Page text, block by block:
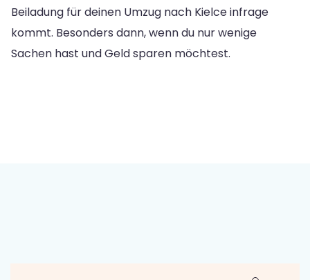
Beiladung für deinen Umzug nach Kielce infrage
kommt. Besonders dann, wenn du nur wenige
Sachen hast und Geld sparen möchtest.